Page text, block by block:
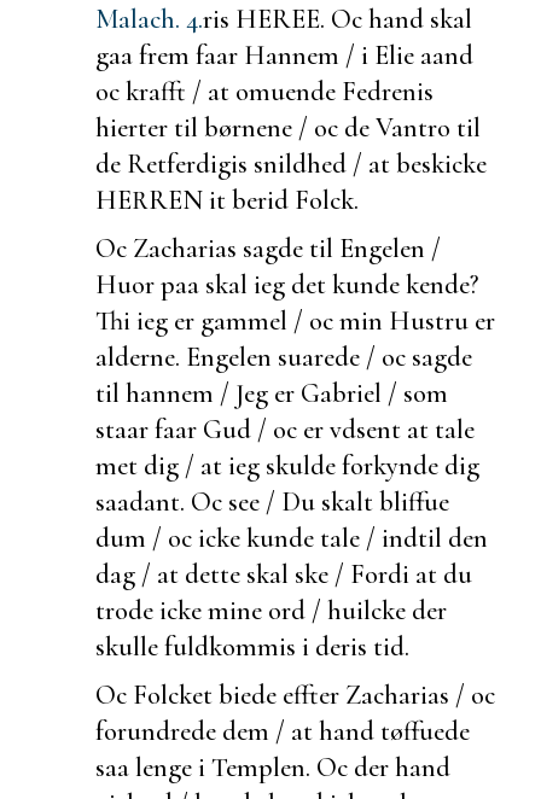
Malach. 4.ris HEREE. Oc hand skal
gaa frem faar Hannem / i Elie aand
oc krafft / at omuende Fedrenis
hierter til børnene / oc de Vantro til
de Retferdigis snildhed / atbeskicke
HERREN itberid Folck.
Oc Zacharias sagde til Engelen /
Huor paa skal ieg det kunde kende?
Thi ieg er gammel / oc min Hustru er
alderne. Engelen suarede / oc sagde
til hannem / Jeg er Gabriel / som
staar faar Gud / oc er vdsent at tale
met dig / at ieg skulde forkynde dig
saadant. Oc see / Du skalt bliffue
dum / oc icke kunde tale / indtil den
dag / at dette skal ske / Fordi at du
trode icke mine ord / huilcke der
skullefuldkommis i deris tid.
Oc Folcketbiede effter Zacharias / oc
forundrede dem / at hand tøffuede
saa lenge i Templen. Oc der hand